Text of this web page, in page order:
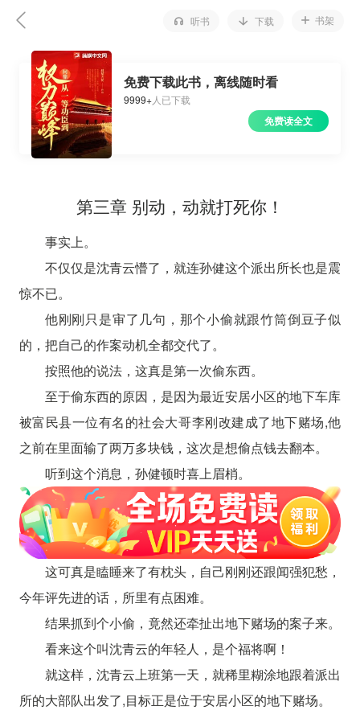
听书 下载 书架
免费下载此书，离线随时看
9999+人已下载
免费读全文
第三章 别动，动就打死你！
事实上。
不仅仅是沈青云懵了，就连孙健这个派出所长也是震
惊不已。
他刚刚只是审了几句，那个小偷就跟竹筒倒豆子似
的，把自己的作案动机全都交代了。
按照他的说法，这真是第一次偷东西。
至于偷东西的原因，是因为最近安居小区的地下车库
被富民县一位有名的社会大哥李刚改建成了地下赌场,他
之前在里面输了两万多块钱，这次是想偷点钱去翻本。
听到这个消息，孙健顿时喜上眉梢。
这可真是瞌睡来了有枕头，自己刚刚还跟闻强犯愁，
今年评先进的话，所里有点困难。
结果抓到个小偷，竟然还牵扯出地下赌场的案子来。
看来这个叫沈青云的年轻人，是个福将啊！
就这样，沈青云上班第一天，就稀里糊涂地跟着派出
所的大部队出发了,目标正是位于安居小区的地下赌场。